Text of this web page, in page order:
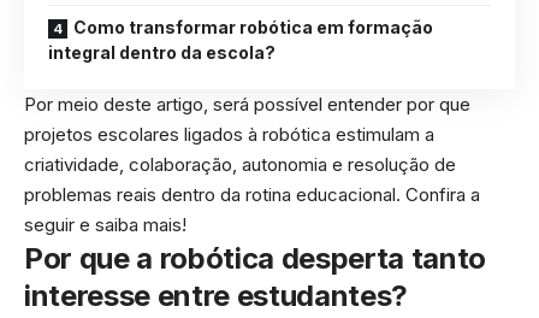
Como transformar robótica em formação
integral dentro da escola?
Por meio deste artigo, será possível entender por que
projetos escolares ligados à robótica estimulam a
criatividade, colaboração, autonomia e resolução de
problemas reais dentro da rotina educacional. Confira a
seguir e saiba mais!
Por que a robótica desperta tanto
interesse entre estudantes?